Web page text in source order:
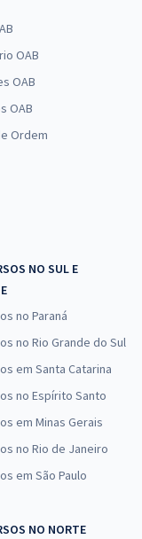
de Nível Médio
Grosso do Sul -
OAB
OAB
OAB
Ordem
NO SUL E
no Paraná
no Rio Grande do Sul
em Santa Catarina
no Espírito Santo
em Minas Gerais
no Rio de Janeiro
em São Paulo
NO NORTE